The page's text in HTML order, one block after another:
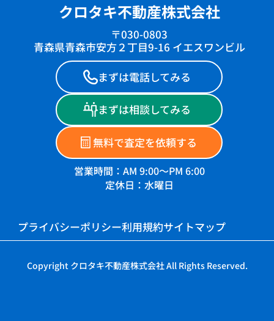
クロタキ不動産株式会社
〒030-0803
青森県青森市安方２丁目9-16 イエスワンビル
まずは電話してみる
まずは相談してみる
無料で査定を依頼する
営業時間：AM 9:00～PM 6:00
定休日：水曜日
プライバシーポリシー利用規約サイトマップ
Copyright クロタキ不動産株式会社 All Rights Reserved.